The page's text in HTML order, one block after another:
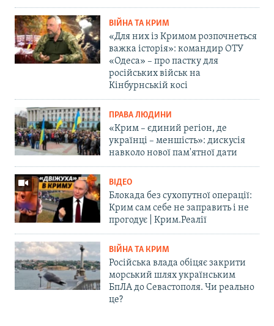
ВІЙНА ТА КРИМ
«Для них із Кримом розпочнеться
важка історія»: командир ОТУ
«Одеса» – про пастку для
російських військ на
Кінбурнській косі
ПРАВА ЛЮДИНИ
«Крим – єдиний регіон, де
українці – меншість»: дискусія
навколо нової пам'ятної дати
ВІДЕО
Блокада без сухопутної операції:
Крим сам себе не заправить і не
прогодує | Крим.Реалії
ВІЙНА ТА КРИМ
Російська влада обіцяє закрити
морський шлях українським
БпЛА до Севастополя. Чи реально
це?